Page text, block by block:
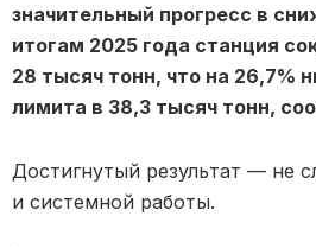
значительный прогресс в
итогам 2025 года станция
28 тысяч тонн, что на 26,7%
лимита в 38,3 тысяч тонн,
Достигнутый результат — не
и системной работы.